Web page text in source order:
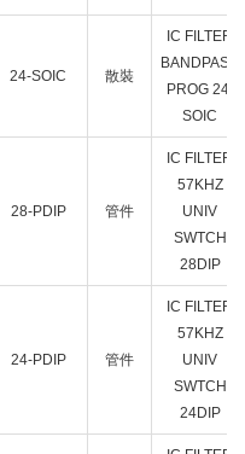
24-SOIC 散裝
IC FILTER
BANDPASS
PROG 24-
SOIC
28-PDIP 管件
IC FILTER
57KHZ
UNIV
SWTCH
28DIP
24-PDIP 管件
IC FILTER
57KHZ
UNIV
SWTCH
24DIP